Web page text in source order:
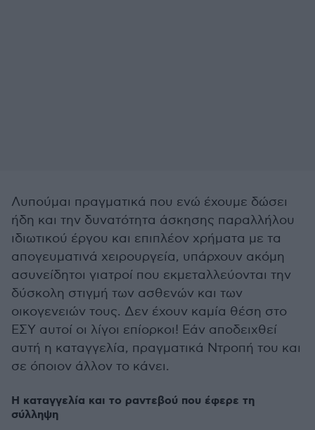
Λυπούμαι πραγματικά που ενώ έχουμε δώσει
ήδη και την δυνατότητα άσκησης παραλλήλου
ιδιωτικού έργου και επιπλέον χρήματα με τα
απογευματινά χειρουργεία, υπάρχουν ακόμη
ασυνείδητοι γιατροί που εκμεταλλεύονται την
δύσκολη στιγμή των ασθενών και των
οικογενειών τους. Δεν έχουν καμία θέση στο
ΕΣΥ αυτοί οι λίγοι επίορκοι! Εάν αποδειχθεί
αυτή η καταγγελία, πραγματικά Ντροπή του και
σε όποιον άλλον το κάνει.
Η καταγγελία και το ραντεβού που έφερε τη
σύλληψη